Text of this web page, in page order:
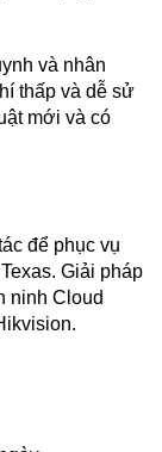
và nhân
thấp và dễ sử
mới và có
để phục vụ
Giải pháp
ninh Cloud